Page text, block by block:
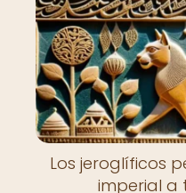
Los jeroglíficos
imperial a